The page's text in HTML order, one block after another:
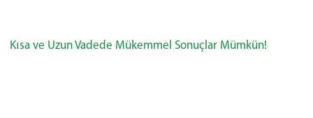
Kısa ve Uzun Vadede Mükemmel Sonuçlar Mümkün!